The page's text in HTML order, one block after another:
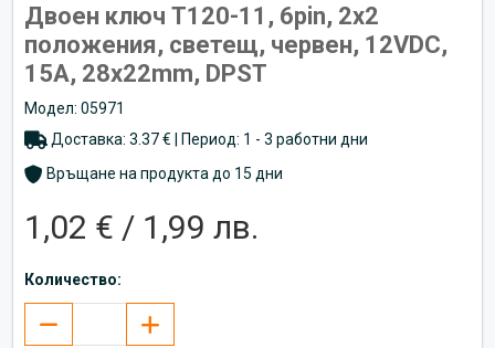
Двоен ключ T120-11, 6pin, 2х2
положения, светещ, червен, 12VDC,
15A, 28x22mm, DPST
Модел: 05971
Доставка: 3.37 € | Период: 1 - 3 работни дни
Връщане на продукта до 15 дни
1,02 € / 1,99 лв.
Количество: